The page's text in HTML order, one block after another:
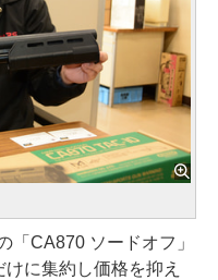
CA870 ソードオフ」
けに集約し価格を抑え